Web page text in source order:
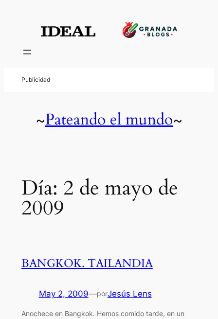
contenido
~Pateando el mundo~
Día: 2 de mayo de
2009
BANGKOK. TAILANDIA
May 2, 2009—porJesús Lens
Anochece en Bangkok. Hemos comido tarde, en un